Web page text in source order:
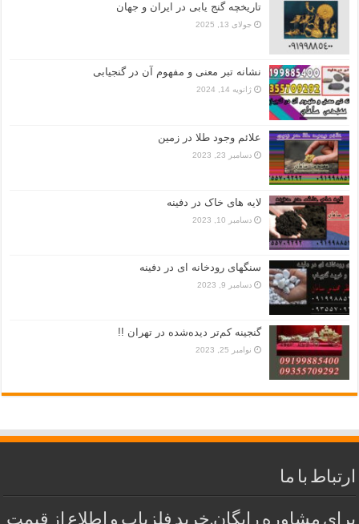
تاریخچه گنج‌ یابی در ایران و جهان
جولای 13, 2025
نشانه تبر معنی و مفهوم آن در گنجیابی
ژانویه 14, 2024
علائم وجود طلا در زمین
دسامبر 23, 2023
لایه های خاک در دفینه
دسامبر 10, 2023
سنگهای رودخانه ای در دفینه
دسامبر 9, 2023
گنجینه کم‌تر دیده‌شده در تهران !!
نوامبر 25, 2023
ارتباط با ما